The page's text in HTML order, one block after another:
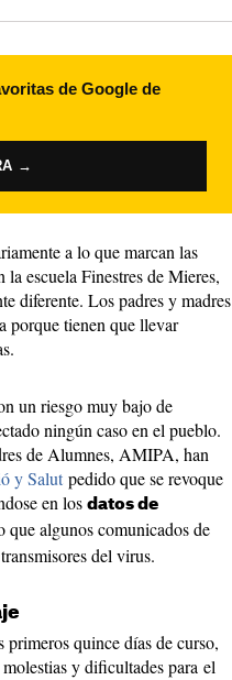
de Google de
→
a lo que marcan las
escuela Finestres de Mieres,
diferente. Los padres y madres
porque tienen que llevar
un riesgo muy bajo de
ningún caso en el pueblo.
de Alumnes, AMIPA, han
y Salutpedido que se revoque
en los datos de
que algunos comunicados de
del virus.
quince días de curso,
y dificultades para el